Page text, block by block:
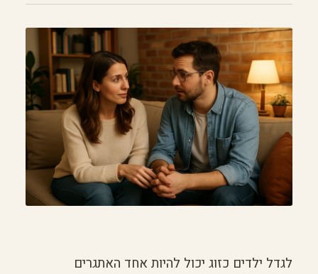
לגדל ילדים כזוג יכול להיות אחד האתגרים